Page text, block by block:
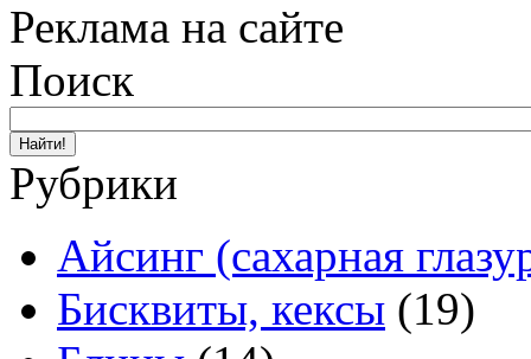
Реклама на сайте
Поиск
Рубрики
Айсинг (сахарная
Бисквиты, кексы (19)